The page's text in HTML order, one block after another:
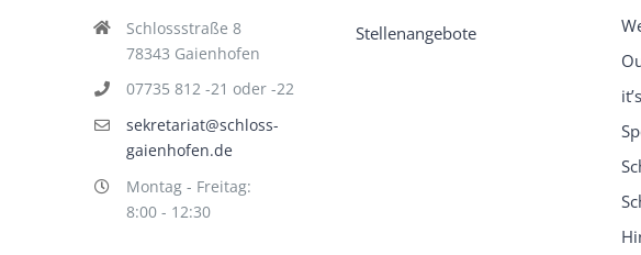
Schlossstraße 8
78343 Gaienhofen
07735 812 -21 oder -22
sekretariat@schloss-
gaienhofen.de
Montag - Freitag:
8:00 - 12:30
Stellenangebote